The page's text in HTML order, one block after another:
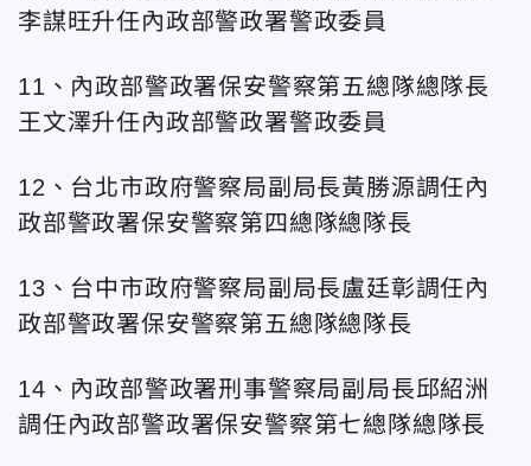
李謀旺升任內政部警政署警政委員
11、內政部警政署保安警察第五總隊總隊長
王文澤升任內政部警政署警政委員
12、台北市政府警察局副局長黃勝源調任內
政部警政署保安警察第四總隊總隊長
13、台中市政府警察局副局長盧廷彰調任內
政部警政署保安警察第五總隊總隊長
14、內政部警政署刑事警察局副局長邱紹洲
調任內政部警政署保安警察第七總隊總隊長